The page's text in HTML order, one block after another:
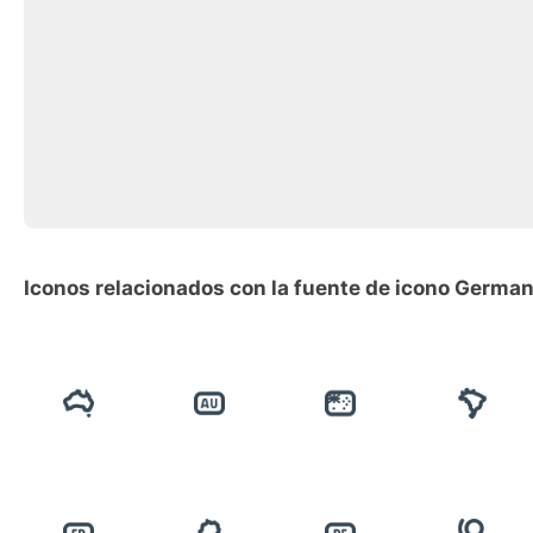
Iconos relacionados con la fuente de icono